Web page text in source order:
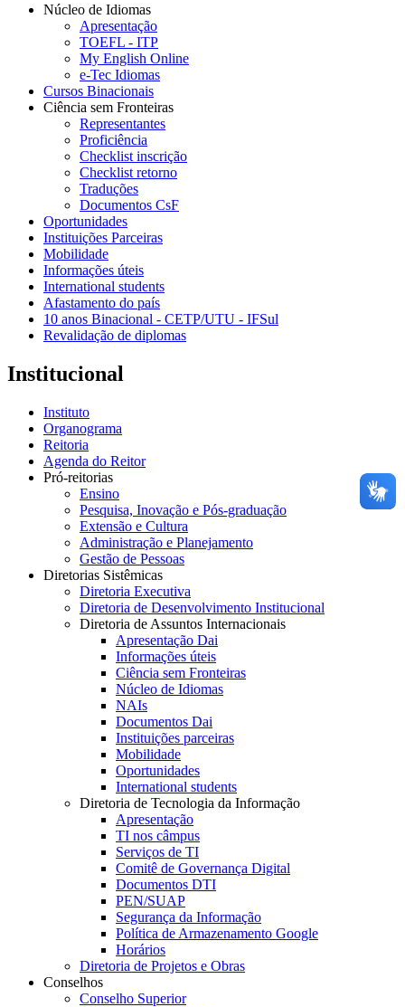
Núcleo de Idiomas
Apresentação
TOEFL - ITP
My English Online
e-Tec Idiomas
Cursos Binacionais
Ciência sem Fronteiras
Representantes
Proficiência
Checklist inscrição
Checklist retorno
Traduções
Documentos CsF
Oportunidades
Instituições Parceiras
Mobilidade
Informações úteis
International students
Afastamento do país
10 anos Binacional - CETP/UTU - IFSul
Revalidação de diplomas
Institucional
Instituto
Organograma
Reitoria
Agenda do Reitor
Pró-reitorias
Ensino
Pesquisa, Inovação e Pós-graduação
Extensão e Cultura
Administração e Planejamento
Gestão de Pessoas
Diretorias Sistêmicas
Diretoria Executiva
Diretoria de Desenvolvimento Institucional
Diretoria de Assuntos Internacionais
Apresentação Dai
Informações úteis
Ciência sem Fronteiras
Núcleo de Idiomas
NAIs
Documentos Dai
Instituições parceiras
Mobilidade
Oportunidades
International students
Diretoria de Tecnologia da Informação
Apresentação
TI nos câmpus
Serviços de TI
Comitê de Governança Digital
Documentos DTI
PEN/SUAP
Segurança da Informação
Política de Armazenamento Google
Horários
Diretoria de Projetos e Obras
Conselhos
Conselho Superior